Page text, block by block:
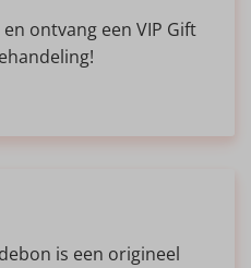
ontvang een VIP Gift
is een origineel